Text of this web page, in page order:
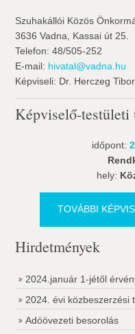
Szuhakállói Közös
3636 Vadna, Kassai út 25.
Telefon: 48/505-252
E-mail: hivatal@vadna.hu
Képviseli: Dr. Herczeg
Képviselő-testületi
időpont:
hely:
TOVÁBBI
Hirdetmények
2024.január 1-jétől
2024. évi közbeszerzési
Adóövezeti besorolás